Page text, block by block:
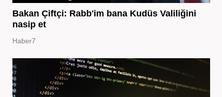
Bakan Çiftçi: Rabb'im bana Kudüs Valiliğini
nasip et
Haber7